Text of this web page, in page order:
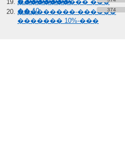
����������� ���
��-10
���������-������
������� 10%-���
374